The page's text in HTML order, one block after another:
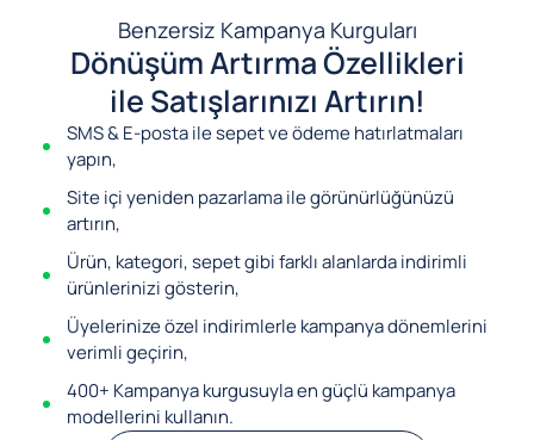
Benzersiz Kampanya Kurguları
Dönüşüm Artırma Özellikleri
ile Satışlarınızı Artırın!
SMS & E-posta ile sepet ve ödeme hatırlatmaları
yapın,
Site içi yeniden pazarlama ile görünürlüğünüzü
artırın,
Ürün, kategori, sepet gibi farklı alanlarda indirimli
ürünlerinizi gösterin,
Üyelerinize özel indirimlerle kampanya dönemlerini
verimli geçirin,
400+ Kampanya kurgusuyla en güçlü kampanya
modellerini kullanın.